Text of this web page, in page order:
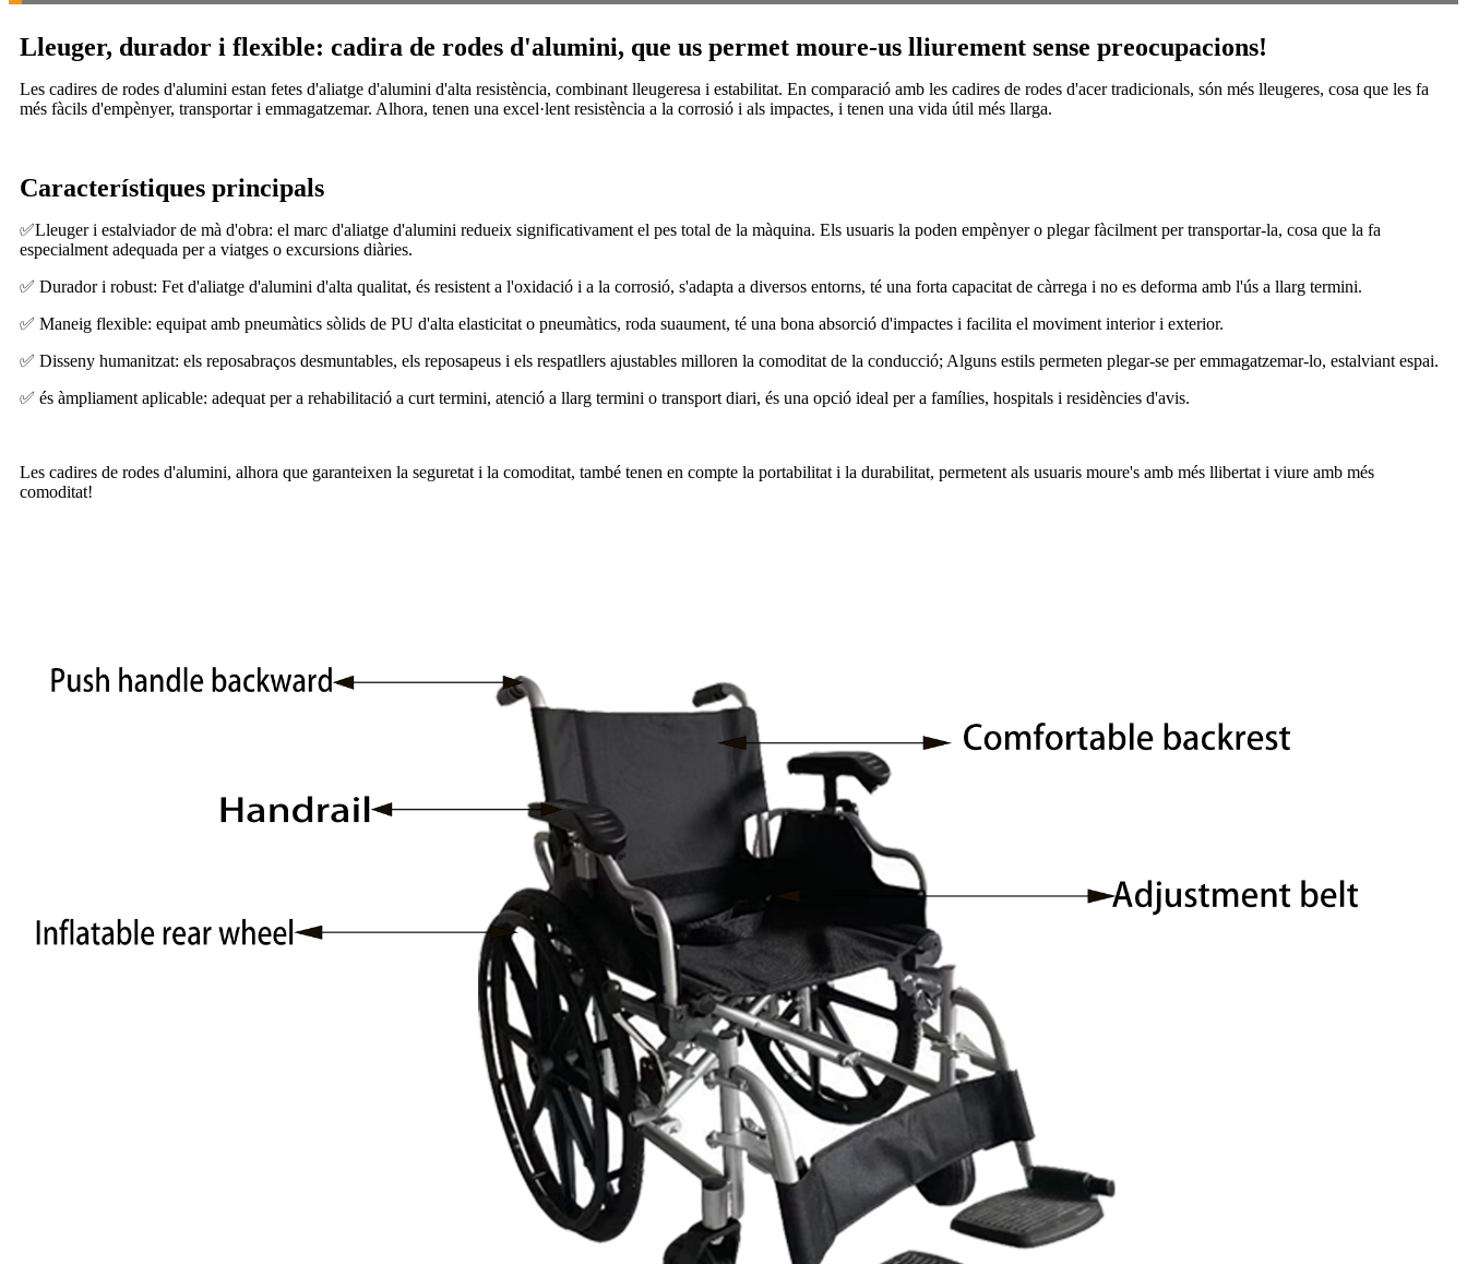
Lleuger, durador i flexible: cadira de rodes d'alumini, que us permet moure-us lliurement sense preocupacions!
Les cadires de rodes d'alumini estan fetes d'aliatge d'alumini d'alta resistència, combinant lleugeresa i estabilitat. En comparació amb les cadires de rodes d'acer tradicionals, són més lleugeres, cosa que les fa
més fàcils d'empènyer, transportar i emmagatzemar. Alhora, tenen una excel·lent resistència a la corrosió i als impactes, i tenen una vida útil més llarga.
Característiques principals
✅Lleuger i estalviador de mà d'obra: el marc d'aliatge d'alumini redueix significativament el pes total de la màquina. Els usuaris la poden empènyer o plegar fàcilment per transportar-la, cosa que la fa
especialment adequada per a viatges o excursions diàries.
✅ Durador i robust: Fet d'aliatge d'alumini d'alta qualitat, és resistent a l'oxidació i a la corrosió, s'adapta a diversos entorns, té una forta capacitat de càrrega i no es deforma amb l'ús a llarg termini.
✅ Maneig flexible: equipat amb pneumàtics sòlids de PU d'alta elasticitat o pneumàtics, roda suaument, té una bona absorció d'impactes i facilita el moviment interior i exterior.
✅ Disseny humanitzat: els reposabraços desmuntables, els reposapeus i els respatllers ajustables milloren la comoditat de la conducció; Alguns estils permeten plegar-se per emmagatzemar-lo, estalviant espai.
✅ és àmpliament aplicable: adequat per a rehabilitació a curt termini, atenció a llarg termini o transport diari, és una opció ideal per a famílies, hospitals i residències d'avis.
Les cadires de rodes d'alumini, alhora que garanteixen la seguretat i la comoditat, també tenen en compte la portabilitat i la durabilitat, permetent als usuaris moure's amb més llibertat i viure amb més
comoditat!